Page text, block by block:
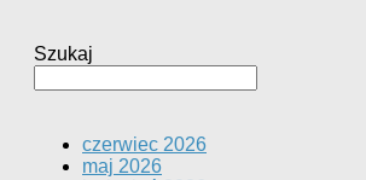
Szukaj
czerwiec 2026
maj 2026